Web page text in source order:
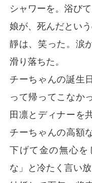
シャワーを。浴びて
娘が、死んだという
靜は、笑った。涙
滑り落ちた。
チーちゃんの誕生
って帰ってこなか
田凛とディナーを
チーちゃんの高額
下げて金の無心を
な」と冷たく言い放